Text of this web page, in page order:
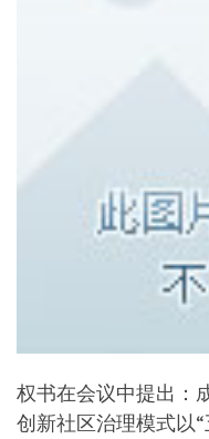
权书在会议中提出：
创新社区治理模式以